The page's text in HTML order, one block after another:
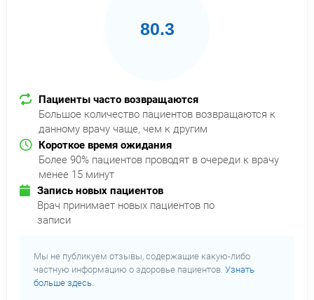
80.3
Пациенты часто возвращаются
Большое количество пациентов возвращаются к
данному врачу чаще, чем к другим
Короткое время ожидания
Более 90% пациентов проводят в очереди к врачу
менее 15 минут
Запись новых пациентов
Врач принимает новых пациентов по
записи
Мы не публикуем отзывы, содержащие какую-либо
частную информацию о здоровье пациентов. Узнать
больше здесь.